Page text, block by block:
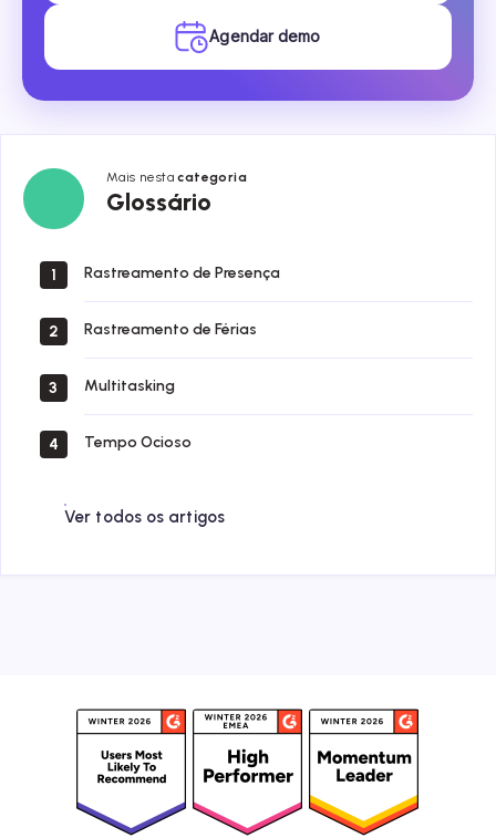
Agendar demo
Mais nestacategoria
Glossário
Glossário
1 Rastreamento de Presença
2 Rastreamento de Férias
3 Multitasking
4 Tempo Ocioso
Ver todos os artigos